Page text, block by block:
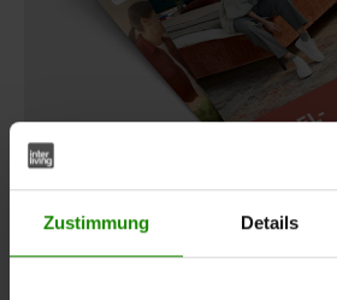
Zustimmung Details